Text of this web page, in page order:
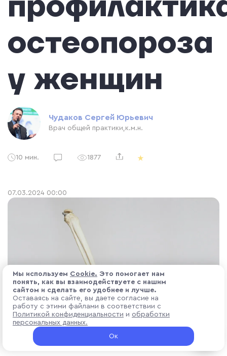
остеопороза
у женщин
Чудаков Сергей Юрьевич
Врач общей практики,к.м.н.
10 мин. 1877
07.03.2024 00:00
Содержание
Мы используем Cоokіе. Это помогает нам
понять, как вы взаимодействуете с нашим
сайтом и сделать его удобнее и лучше.
Оставаясь на сайте, вы даете согласие на
работу с этими файлами в соответствии с
Политикой конфиденциальности и обработки
персональных данных.
Ок